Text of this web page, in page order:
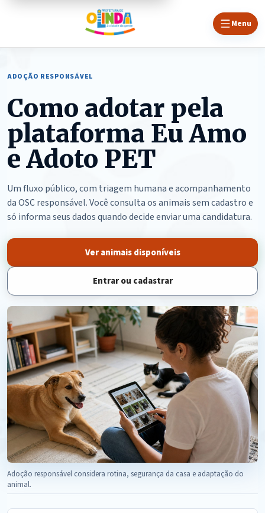
Menu
ADOÇÃO RESPONSÁVEL
Como adotar pela
plataforma Eu Amo
e Adoto PET
Um fluxo público, com triagem humana e acompanhamento
da OSC responsável. Você consulta os animais sem cadastro e
só informa seus dados quando decide enviar uma candidatura.
Ver animais disponíveis
Entrar ou cadastrar
Adoção responsável considera rotina, segurança da casa e adaptação do
animal.